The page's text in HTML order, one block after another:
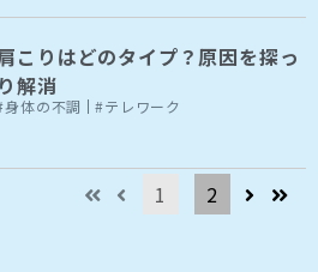
こりはどのタイプ？原因を探っ
解消
身体の不調 #テレワーク
1 2